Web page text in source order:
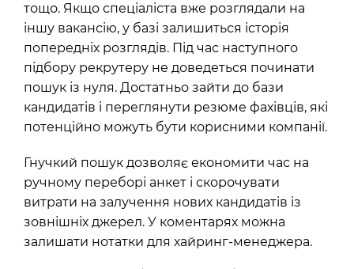
тощо. Якщо спеціаліста вже розглядали на
іншу вакансію, у базі залишиться історія
попередніх розглядів. Під час наступного
підбору рекрутеру не доведеться починати
пошук із нуля. Достатньо зайти до бази
кандидатів і переглянути резюме фахівців, які
потенційно можуть бути корисними компанії.
Гнучкий пошук дозволяє економити час на
ручному переборі анкет і скорочувати
витрати на залучення нових кандидатів із
зовнішніх джерел. У коментарях можна
залишати нотатки для хайринг-менеджера.